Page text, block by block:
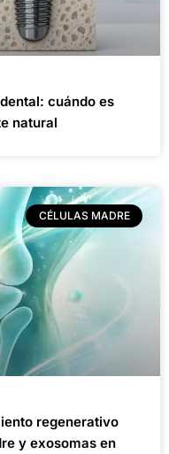
cuándo es
natural
CÉLULAS MADRE
regenerativo
y exosomas en